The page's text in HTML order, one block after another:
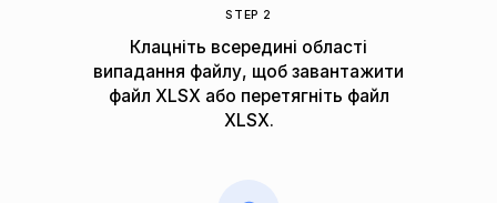
STEP 2
Клацніть всередині області
випадання файлу, щоб завантажити
файл XLSX або перетягніть файл
XLSX.